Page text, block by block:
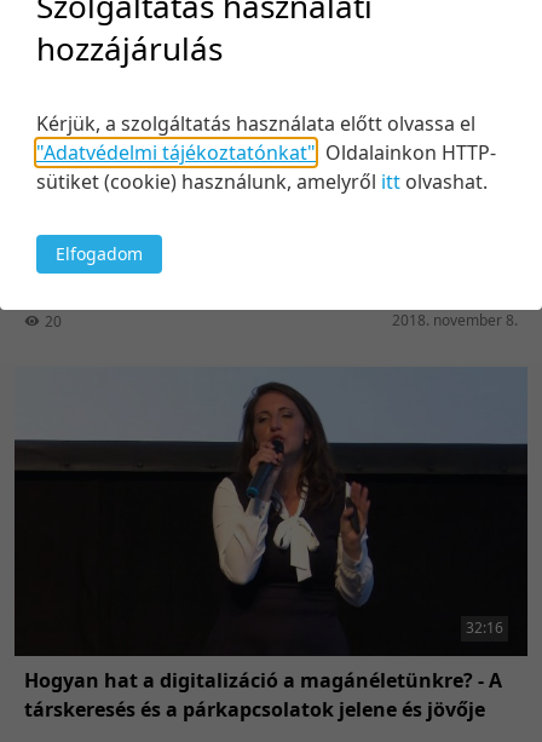
31:25
A nagy Ő - Szervezeti elköteleződés emelése
Közreműködők:
20 2018. november 8.
32:16
Hogyan hat a digitalizáció a magánéletünkre? - A
társkeresés és a párkapcsolatok jelene és jövője
hozzájárulás
Kérjük, a szolgáltatás használata előtt olvassa el
"Adatvédelmi tájékoztatónkat" Oldalainkon HTTP-
sütiket (cookie) használunk, amelyről itt olvashat.
Elfogadom